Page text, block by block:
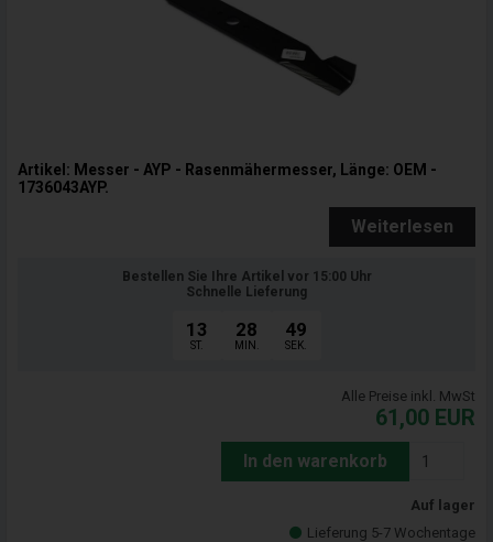
Artikel: Messer - AYP - Rasenmähermesser, Länge: OEM -
1736043AYP.
Weiterlesen
Bestellen Sie Ihre Artikel vor 15:00 Uhr
Schnelle Lieferung
13
ST.
28
MIN.
47
SEK.
Alle Preise inkl. MwSt
61,00 EUR
In den warenkorb
Auf lager
Lieferung 5-7 Wochentage